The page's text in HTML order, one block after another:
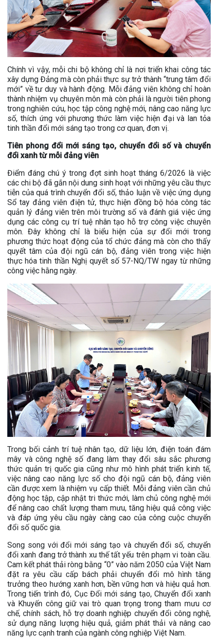
Chính vì vậy, mỗi chi bộ không chỉ là nơi triển khai công tác
xây dựng Đảng mà còn phải thực sự trở thành “trung tâm đổi
mới” về tư duy và hành động. Mỗi đảng viên không chỉ hoàn
thành nhiệm vụ chuyên môn mà còn phải là người tiên phong
trong nghiên cứu, học tập công nghệ mới, nâng cao năng lực
số, thích ứng với phương thức làm việc hiện đại và lan tỏa
tinh thần đổi mới sáng tạo trong cơ quan, đơn vị.
Tiên phong đổi mới sáng tạo, chuyển đổi số và chuyển
đổi xanh từ mỗi đảng viên
Điểm đáng chú ý trong đợt sinh hoạt tháng 6/2026 là việc
các chi bộ đã gắn nội dung sinh hoạt với những yêu cầu thực
tiễn của quá trình chuyển đổi số, thảo luận về việc ứng dụng
Sổ tay đảng viên điện tử, thực hiện đồng bộ hóa công tác
quản lý đảng viên trên môi trường số và đánh giá việc ứng
dụng các công cụ trí tuệ nhân tạo hỗ trợ công việc chuyên
môn. Đây không chỉ là biểu hiện của sự đổi mới trong
phương thức hoạt động của tổ chức đảng mà còn cho thấy
quyết tâm của đội ngũ cán bộ, đảng viên trong việc hiện
thực hóa tinh thần Nghị quyết số 57-NQ/TW ngay từ những
công việc hằng ngày.
Trong bối cảnh trí tuệ nhân tạo, dữ liệu lớn, điện toán đám
mây và công nghệ số đang làm thay đổi sâu sắc phương
thức quản trị quốc gia cũng như mô hình phát triển kinh tế,
việc nâng cao năng lực số cho đội ngũ cán bộ, đảng viên
cần được xem là nhiệm vụ cấp thiết. Mỗi đảng viên cần chủ
động học tập, cập nhật tri thức mới, làm chủ công nghệ mới
để nâng cao chất lượng tham mưu, tăng hiệu quả công việc
và đáp ứng yêu cầu ngày càng cao của công cuộc chuyển
đổi số quốc gia.
Song song với đổi mới sáng tạo và chuyển đổi số, chuyển
đổi xanh đang trở thành xu thế tất yếu trên phạm vi toàn cầu.
Cam kết phát thải ròng bằng “0” vào năm 2050 của Việt Nam
đặt ra yêu cầu cấp bách phải chuyển đổi mô hình tăng
trưởng theo hướng xanh hơn, bền vững hơn và hiệu quả hơn.
Trong tiến trình đó, Cục Đổi mới sáng tạo, Chuyển đổi xanh
và Khuyến công giữ vai trò quan trọng trong tham mưu cơ
chế, chính sách, hỗ trợ doanh nghiệp chuyển đổi công nghệ,
sử dụng năng lượng hiệu quả, giảm phát thải và nâng cao
năng lực cạnh tranh của ngành công nghiệp Việt Nam.